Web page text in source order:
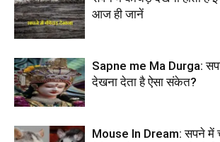
आज ही जानें
Sapne me Ma Durga: सपने
देखना देता है ऐसा संकेत?
Mouse In Dream: सपने में